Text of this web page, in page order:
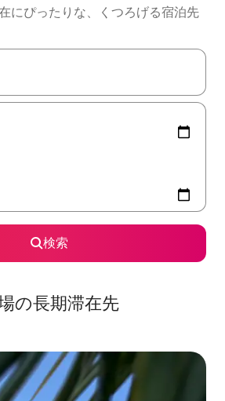
にぴったりな、くつろげる宿泊先
たら、上下の矢印キーを使って移動するか
検索
の長期滞在先